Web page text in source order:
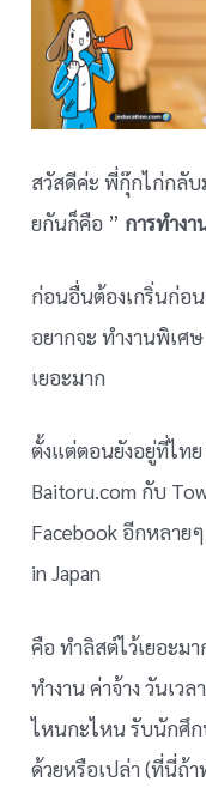
สวัสดีค่ะ พี่กุ๊กไก่กลับ
ยกันก็คือ ” การทำง
ก่อนอื่นต้องเกริ่นก่อ
อยากจะ ทำงานพิเศ
เยอะมาก
ตั้งแต่ตอนยังอยู่ที่ไทย
Baitoru.com กับ
Facebook อีกหลาย
in Japan
คือ ทำลิสต์ไว้เยอะม
ทำงาน ค่าจ้าง วันเว
ไหนกะไหน รับนักศึก
ด้วยหรือเปล่า (ที่นี่ถ้า